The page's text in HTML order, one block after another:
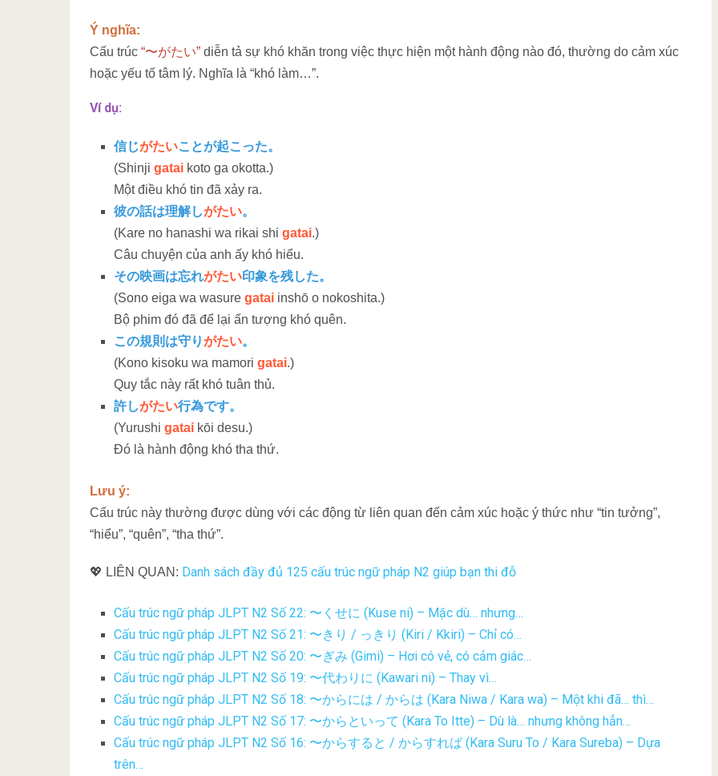
Ý nghĩa:
Cấu trúc “〜がたい” diễn tả sự khó khăn trong việc thực hiện một hành động nào đó, thường do cảm xúc
hoặc yếu tố tâm lý. Nghĩa là “khó làm…”.
Ví dụ:
信じがたいことが起こった。
(Shinjigatai koto ga okotta.)
Một điều khó tin đã xảy ra.
彼の話は理解しがたい。
(Kare no hanashi wa rikai shigatai.)
Câu chuyện của anh ấy khó hiểu.
その映画は忘れがたい印象を残した。
(Sono eiga wa wasuregatai inshō o nokoshita.)
Bộ phim đó đã để lại ấn tượng khó quên.
この規則は守りがたい。
(Kono kisoku wa mamorigatai.)
Quy tắc này rất khó tuân thủ.
許しがたい行為です。
(Yurushigatai kōi desu.)
Đó là hành động khó tha thứ.
Lưu ý:
Cấu trúc này thường được dùng với các động từ liên quan đến cảm xúc hoặc ý thức như “tin tưởng”,
“hiểu”, “quên”, “tha thứ”.
💖 LIÊN QUAN: Danh sách đầy đủ 125 cấu trúc ngữ pháp N2 giúp bạn thi đỗ
Cấu trúc ngữ pháp JLPT N2 Số 22: 〜くせに (Kuse ni) – Mặc dù… nhưng…
Cấu trúc ngữ pháp JLPT N2 Số 21: 〜きり / っきり (Kiri / Kkiri) – Chỉ có…
Cấu trúc ngữ pháp JLPT N2 Số 20: 〜ぎみ (Gimi) – Hơi có vẻ, có cảm giác…
Cấu trúc ngữ pháp JLPT N2 Số 19: 〜代わりに (Kawari ni) – Thay vì…
Cấu trúc ngữ pháp JLPT N2 Số 18: 〜からには / からは (Kara Niwa / Kara wa) – Một khi đã… thì…
Cấu trúc ngữ pháp JLPT N2 Số 17: 〜からといって (Kara To Itte) – Dù là… nhưng không hẳn…
Cấu trúc ngữ pháp JLPT N2 Số 16: 〜からすると / からすれば (Kara Suru To / Kara Sureba) – Dựa
trên…